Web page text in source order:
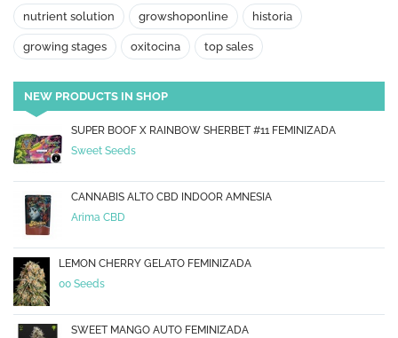
nutrient solution growshoponline historia
growing stages oxitocina top sales
NEW PRODUCTS IN SHOP
SUPER BOOF X RAINBOW SHERBET #11 FEMINIZADA
Sweet Seeds
CANNABIS ALTO CBD INDOOR AMNESIA
Arima CBD
LEMON CHERRY GELATO FEMINIZADA
00 Seeds
SWEET MANGO AUTO FEMINIZADA